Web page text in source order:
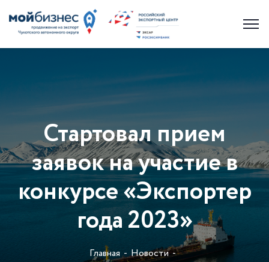
Стартовал прием
заявок на участие в
конкурсе «Экспортер
года 2023»
Главная
Новости